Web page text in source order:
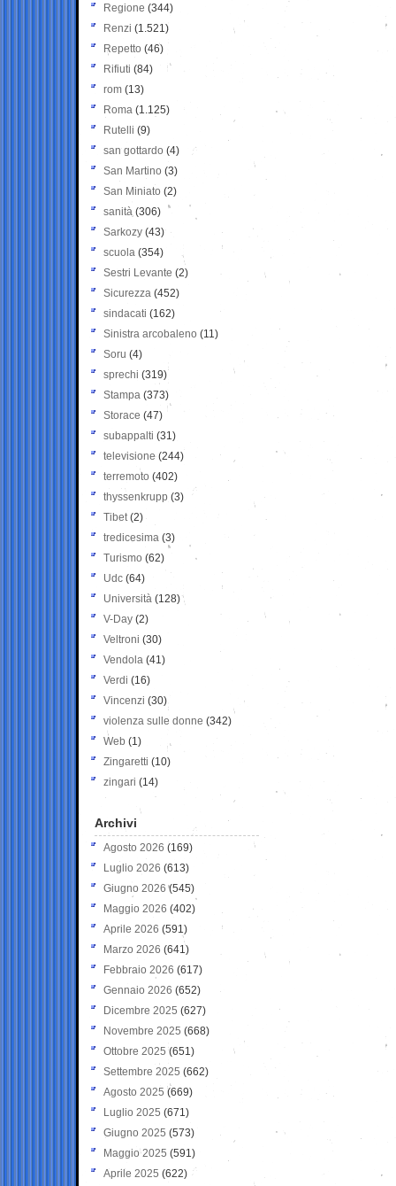
Regione (344)
Renzi (1.521)
Repetto (46)
Rifiuti (84)
rom (13)
Roma (1.125)
Rutelli (9)
san gottardo (4)
San Martino (3)
San Miniato (2)
sanità (306)
Sarkozy (43)
scuola (354)
Sestri Levante (2)
Sicurezza (452)
sindacati (162)
Sinistra arcobaleno (11)
Soru (4)
sprechi (319)
Stampa (373)
Storace (47)
subappalti (31)
televisione(244)
terremoto (402)
thyssenkrupp (3)
Tibet(2)
tredicesima (3)
Turismo (62)
Udc (64)
Università (128)
V-Day (2)
Veltroni (30)
Vendola (41)
Verdi (16)
Vincenzi (30)
violenza sulle donne (342)
Web (1)
Zingaretti (10)
zingari (14)
Archivi
Agosto 2026 (169)
Luglio 2026 (613)
Giugno 2026 (545)
Maggio 2026 (402)
Aprile 2026 (591)
Marzo 2026 (641)
Febbraio 2026 (617)
Gennaio 2026 (652)
Dicembre 2025 (627)
Novembre 2025 (668)
Ottobre 2025 (651)
Settembre 2025 (662)
Agosto 2025 (669)
Luglio 2025 (671)
Giugno 2025 (573)
Maggio 2025 (591)
Aprile 2025 (622)